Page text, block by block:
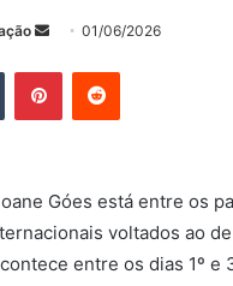
Mande
mail
01/06/2026
Tumblr PinterestReddit
Góes está entre os
voltados ao
entre os dias 1º